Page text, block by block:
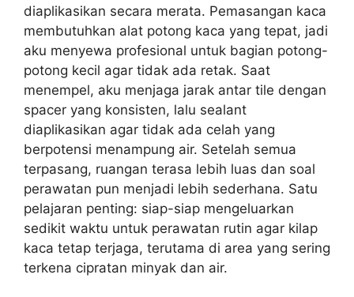
diaplikasikan secara merata. Pemasangan kaca
membutuhkan alat potong kaca yang tepat, jadi
aku menyewa profesional untuk bagian potong-
potong kecil agar tidak ada retak. Saat
menempel, aku menjaga jarak antar tile dengan
spacer yang konsisten, lalu sealant
diaplikasikan agar tidak ada celah yang
berpotensi menampung air. Setelah semua
terpasang, ruangan terasa lebih luas dan soal
perawatan pun menjadi lebih sederhana. Satu
pelajaran penting: siap-siap mengeluarkan
sedikit waktu untuk perawatan rutin agar kilap
kaca tetap terjaga, terutama di area yang sering
terkena cipratan minyak dan air.